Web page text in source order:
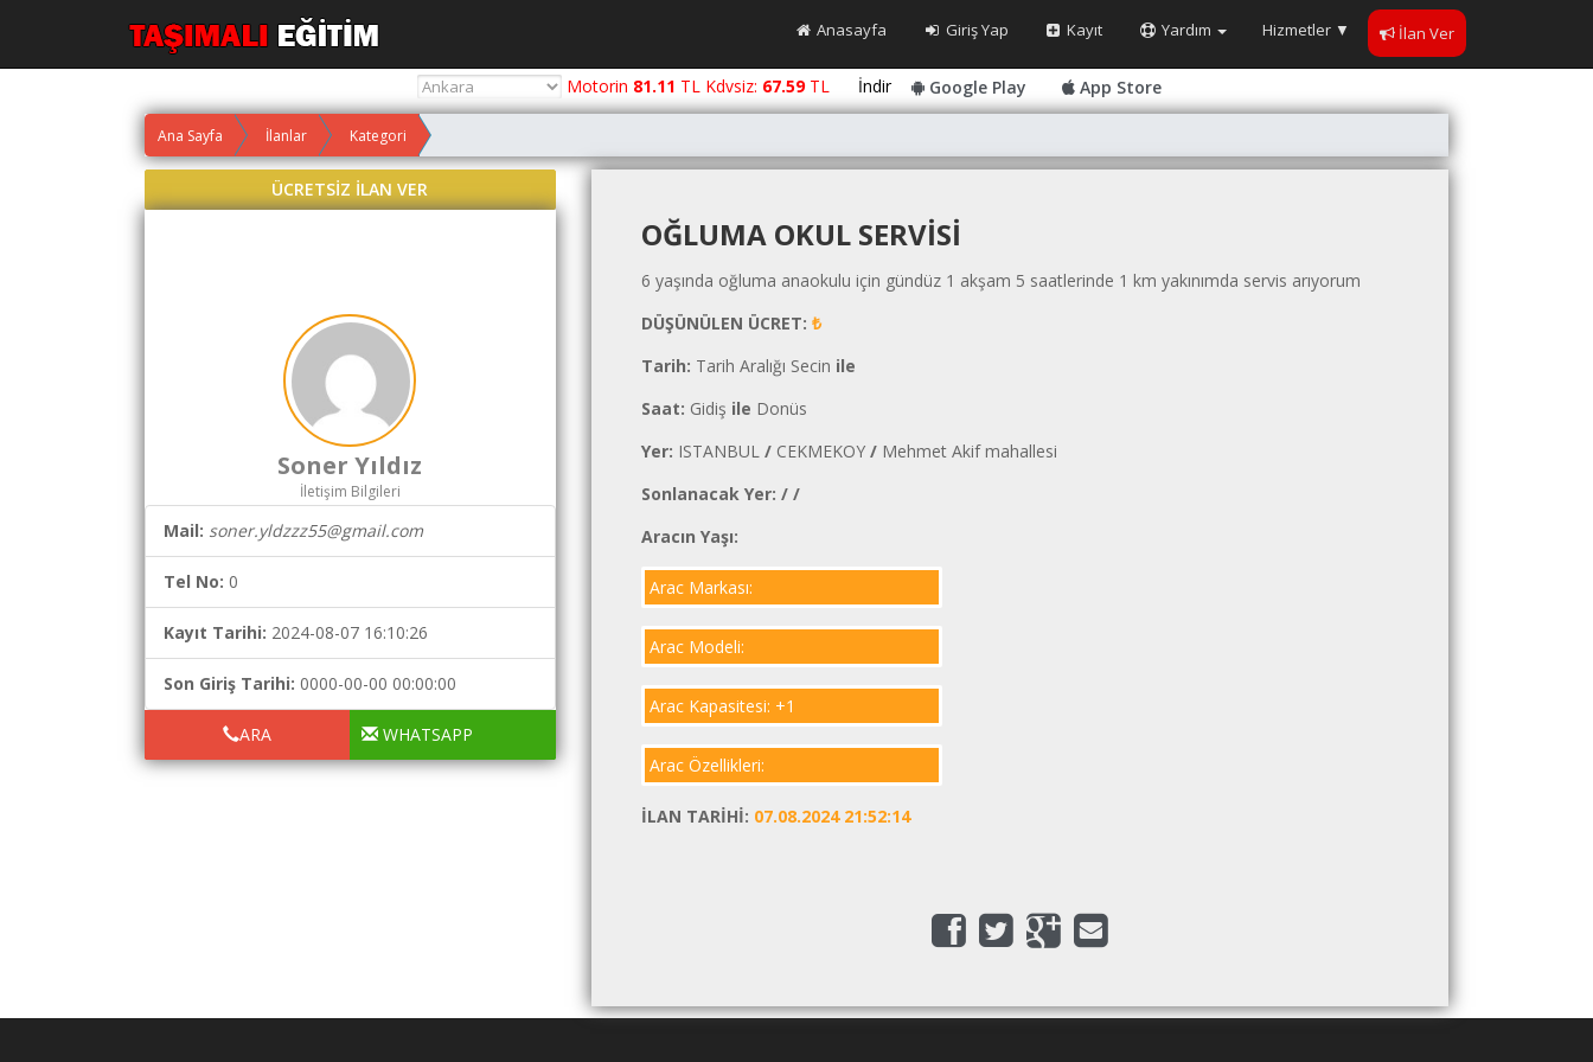
Motorin 81.11 TL Kdvsiz: 67.59TL İndir Google Play App Store
Anasayfa Giriş Yap Kayıt Yardım Hizmetler ▼ İlan Ver
Hesaplama
Karşılaştırma
Masaüstü
İlanlar
Ana Sayfa İlanlar Kategori
ÜCRETSİZ İLAN VER
Soner Yıldız
İletişim Bilgileri
Mail: soner.yldzzz55@gmail.com
Tel No: 0
Kayıt Tarihi: 2024-08-07 16:10:26
Son Giriş Tarihi: 0000-00-00 00:00:00
ARA WHATSAPP
OĞLUMA OKUL SERVISI
6 yaşında oğluma anaokulu için gündüz 1 akşam 5 saatlerinde 1 km yakınımda servis arıyorum
DÜŞÜNÜLEN ÜCRET: ₺
Tarih: Tarih Aralığı Secin ile
Saat: Gidiş ile Donüs
Yer: ISTANBUL / CEKMEKOY/ Mehmet Akif mahallesi
Sonlanacak Yer: / /
Aracın Yaşı:
Arac Markası:
Arac Modeli:
Arac Kapasitesi: +1
Arac Özellikleri:
İLAN TARIHI: 07.08.2024 21:52:14